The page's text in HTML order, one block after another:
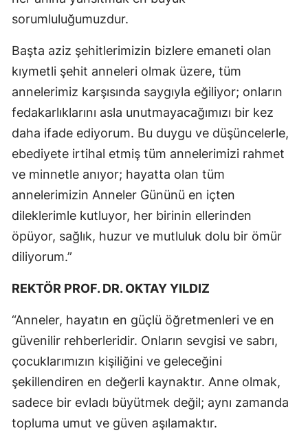
Karabük
Osmaniye
Düzce
sorumluluğumuzdur.
Başta aziz şehitlerimizin bizlere emaneti olan
kıymetli şehit anneleri olmak üzere, tüm
annelerimiz karşısında saygıyla eğiliyor; onların
fedakarlıklarını asla unutmayacağımızı bir kez
daha ifade ediyorum. Bu duygu ve düşüncelerle,
ebediyete irtihal etmiş tüm annelerimizi rahmet
ve minnetle anıyor; hayatta olan tüm
annelerimizin Anneler Gününü en içten
dileklerimle kutluyor, her birinin ellerinden
öpüyor, sağlık, huzur ve mutluluk dolu bir ömür
diliyorum.”
REKTÖR PROF. DR. OKTAY YILDIZ
“Anneler, hayatın en güçlü öğretmenleri ve en
güvenilir rehberleridir. Onların sevgisi ve sabrı,
çocuklarımızın kişiliğini ve geleceğini
şekillendiren en değerli kaynaktır. Anne olmak,
sadece bir evladı büyütmek değil; aynı zamanda
topluma umut ve güven aşılamaktır.